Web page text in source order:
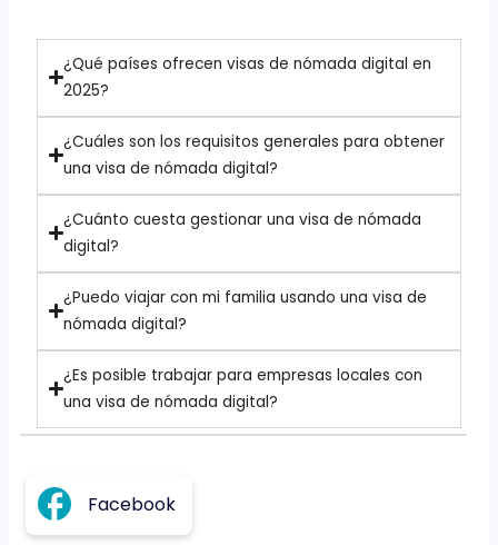
¿Qué países ofrecen visas de nómada digital en
2025?
¿Cuáles son los requisitos generales para obtener
una visa de nómada digital?
¿Cuánto cuesta gestionar una visa de nómada
digital?
¿Puedo viajar con mi familia usando una visa de
nómada digital?
¿Es posible trabajar para empresas locales con
una visa de nómada digital?
Facebook